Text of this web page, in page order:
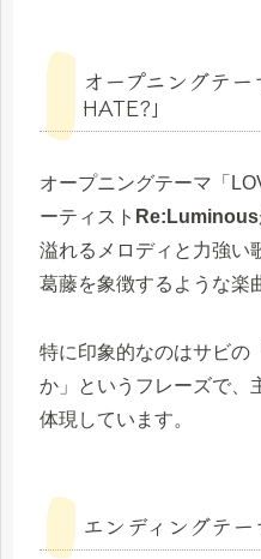
オープニングテ
HATE?」
オープニングテーマ「
ーティスト Re:Luminous
溢れるメロディと力強い
葛藤を象徴するような楽
特に印象的なのはサビの
か」というフレーズで、
体現しています。
エンディングテー